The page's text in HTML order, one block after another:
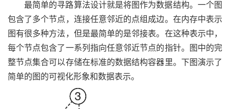
最简单的寻路算法设计就是将图作为数据结构。一个图
包含了多个节点，连接任意邻近的点组成边。在内存中表示
图有很多种方法，但是最简单的是邻接表。在这种表示中，
每个节点包含了一系列指向任意邻近节点的指针。图中的完
整节点集合可以存储在标准的数据结构容器里。下图演示了
简单的图的可视化形象和数据表示。